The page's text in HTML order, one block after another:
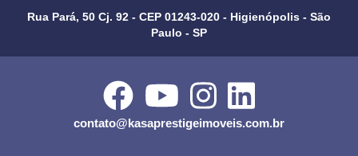
Rua Pará, 50 Cj. 92 - CEP 01243-020 - Higienópolis - São
Paulo - SP
contato@kasaprestigeimoveis.com.br